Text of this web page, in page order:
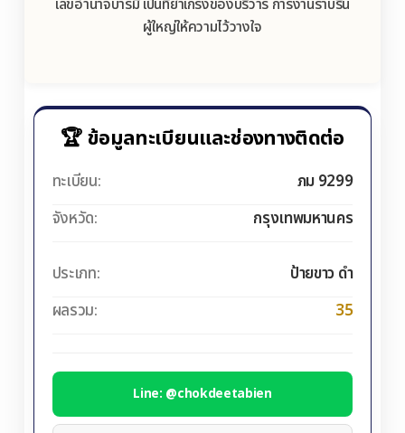
เลขอำนาจบารมี เป็นที่ยำเกรงของบริวาร การงานราบรื่น
ผู้ใหญ่ให้ความไว้วางใจ
🏆 ข้อมูลทะเบียนและช่องทางติดต่อ
ทะเบียน:
ภม 9299
จังหวัด:
กรุงเทพมหานคร
ประเภท:
ป้ายขาว ดำ
ผลรวม:
35
Line: @chokdeetabien